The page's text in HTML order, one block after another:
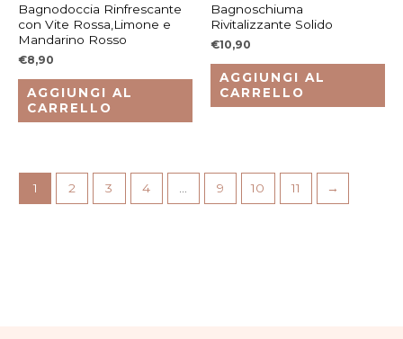
Bagnodoccia Rinfrescante
con Vite Rossa,Limone e
Mandarino Rosso
€8,90
AGGIUNGI AL
CARRELLO
Bagnoschiuma
Rivitalizzante Solido
€10,90
AGGIUNGI AL
CARRELLO
1 2 3 4 9 10 11 →